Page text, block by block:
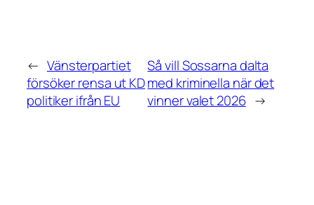
← Vänsterpartiet
försöker rensa ut KD
politiker ifrån EU
Så vill Sossarna dalta
med kriminella när det
vinner valet 2026 →